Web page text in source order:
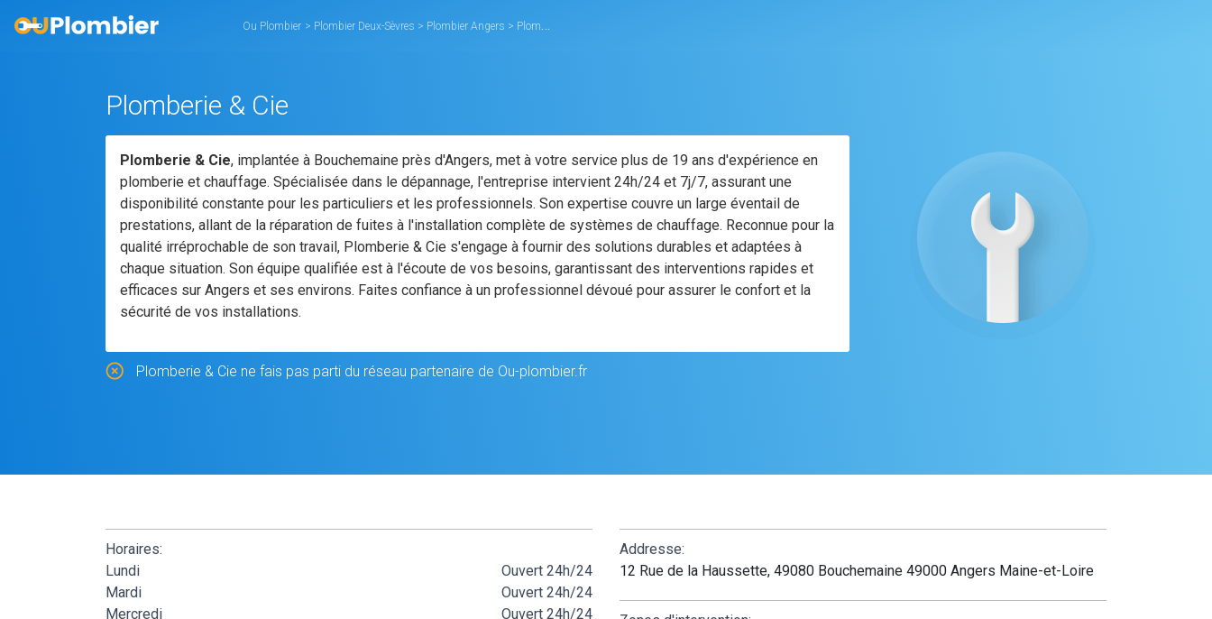
Ou Plombier > Plombier Deux-Sèvres > Plombier Angers > Plomberie & Cie
Plomberie & Cie
Plomberie & Cie, implantée à Bouchemaine près d'Angers, met à votre service plus de 19 ans d'expérience en
plomberie et chauffage. Spécialisée dans le dépannage, l'entreprise intervient 24h/24 et 7j/7, assurant une
disponibilité constante pour les particuliers et les professionnels. Son expertise couvre un large éventail de
prestations, allant de la réparation de fuites à l'installation complète de systèmes de chauffage. Reconnue pour la
qualité irréprochable de son travail, Plomberie & Cie s'engage à fournir des solutions durables et adaptées à
chaque situation. Son équipe qualifiée est à l'écoute de vos besoins, garantissant des interventions rapides et
efficaces sur Angers et ses environs. Faites confiance à un professionnel dévoué pour assurer le confort et la
sécurité de vos installations.
Plomberie & Cie ne fais pas parti du réseau partenaire de Ou-plombier.fr
Horaires:
Lundi
Ouvert 24h/24
Mardi
Ouvert 24h/24
Mercredi
Ouvert 24h/24
Addresse:
12 Rue de la Haussette, 49080 Bouchemaine 49000 Angers Maine-et-Loire